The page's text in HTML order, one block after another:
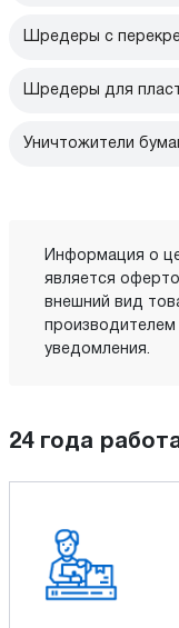
Шредеры с
Шредеры для
Уничтожители
Информация о
является
внешний вид
производителем
уведомления.
24 года